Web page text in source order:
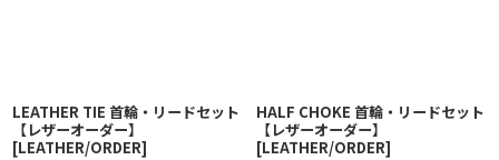
LEATHER TIE 首輪・リードセット
【レザーオーダー】
[LEATHER/ORDER]
HALF CHOKE 首輪・リードセット
【レザーオーダー】
[LEATHER/ORDER]